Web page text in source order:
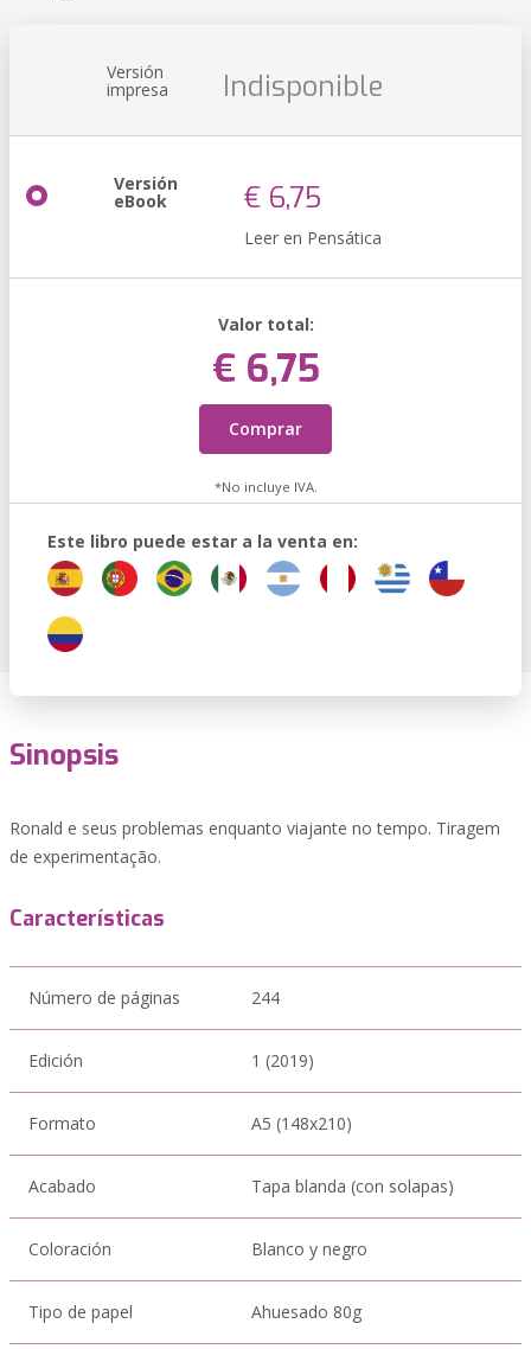
Versión
impresa Indisponible
Versión
eBook € 6,75
Leer en Pensática
Valor total:
€ 6,75
Comprar
*No incluye IVA.
Este libro puede estar a la venta en:
Sinopsis
Ronald e seus problemas enquanto viajante no tempo. Tiragem
de experimentação.
Características
Número de páginas 244
Edición 1 (2019)
Formato A5 (148x210)
Acabado Tapa blanda (con solapas)
Coloración Blanco y negro
Tipo de papel Ahuesado 80g